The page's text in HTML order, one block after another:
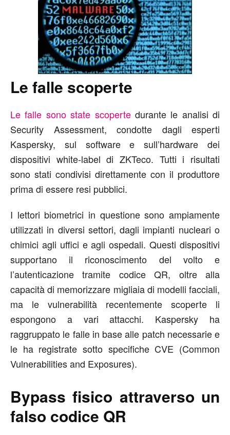
Le falle scoperte
Le falle sono state scopertedurante le analisi di
Security Assessment, condotte dagli esperti
Kaspersky, sul software e sull’hardware dei
dispositivi white-label di ZKTeco. Tutti i risultati
sono stati condivisi direttamente con il produttore
prima di essere resi pubblici.
I lettori biometrici in questione sono ampiamente
utilizzati in diversi settori, dagli impianti nucleari o
chimici agli uffici e agli ospedali. Questi dispositivi
supportano il riconoscimento del volto e
l’autenticazione tramite codice QR, oltre alla
capacità di memorizzare migliaia di modelli facciali,
ma le vulnerabilità recentemente scoperte li
espongono a vari attacchi. Kaspersky ha
raggruppato le falle in base alle patch necessarie e
le ha registrate sotto specifiche CVE (Common
Vulnerabilities and Exposures).
Bypass fisico attraverso un
falso codice QR